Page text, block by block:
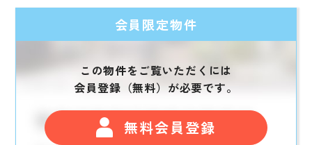
会員限定物件
この物件をご覧いただくには
会員登録（無料）が必要です。
無料会員登録